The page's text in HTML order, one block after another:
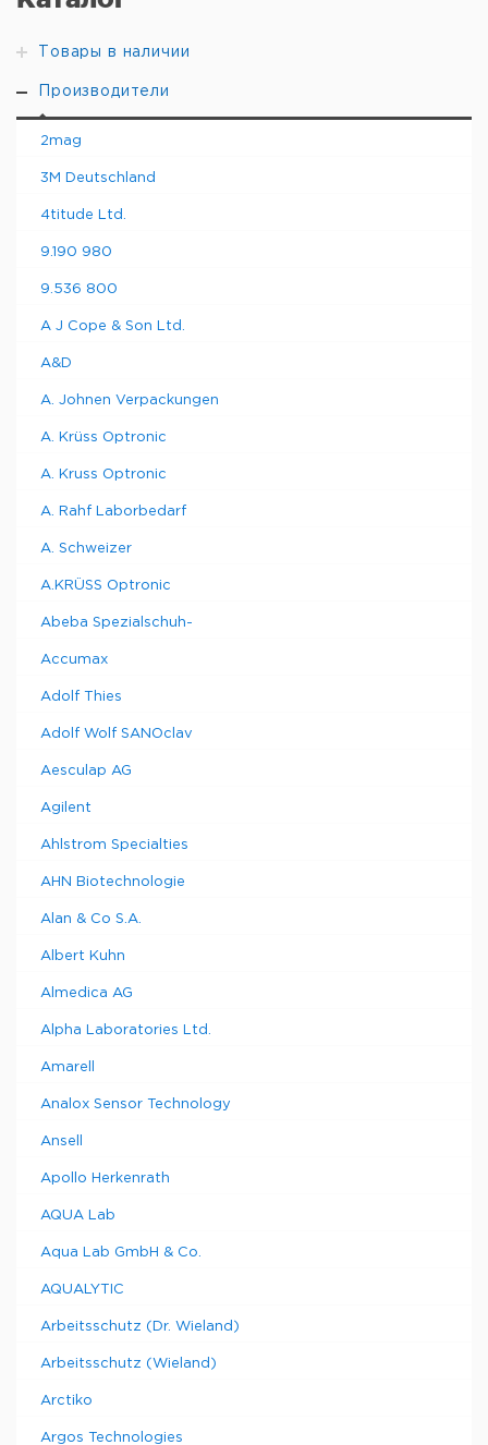
Товары в наличии
Производители
2mag
3M Deutschland
4titude Ltd.
9.190 980
9.536 800
A J Cope & Son Ltd.
A&D
A. Johnen Verpackungen
A. Krüss Optronic
A. Kruss Optronic
A. Rahf Laborbedarf
A. Schweizer
A.KRÜSS Optronic
Abeba Spezialschuh-
Accumax
Adolf Thies
Adolf Wolf SANOclav
Aesculap AG
Agilent
Ahlstrom Specialties
AHN Biotechnologie
Alan & Co S.A.
Albert Kuhn
Almedica AG
Alpha Laboratories Ltd.
Amarell
Analox Sensor Technology
Ansell
Apollo Herkenrath
AQUA Lab
Aqua Lab GmbH & Co.
AQUALYTIC
Arbeitsschutz (Dr. Wieland)
Arbeitsschutz (Wieland)
Arctiko
Argos Technologies